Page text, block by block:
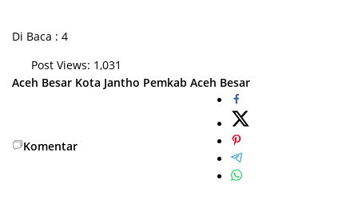
Di Baca : 4
Post Views: 1,031
Aceh Besar Kota Jantho Pemkab Aceh Besar
Komentar